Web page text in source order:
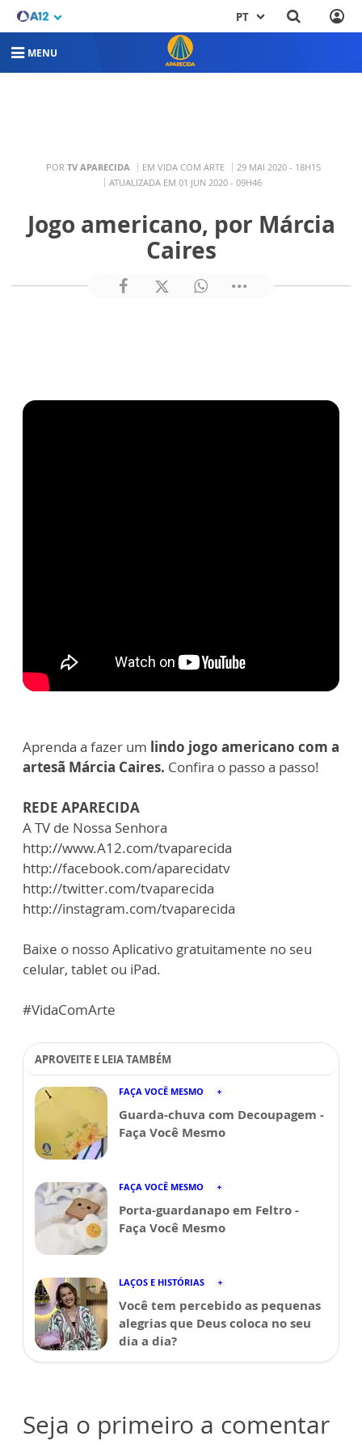
PT
MENU
POR TV APARECIDA EM VIDA COM ARTE
29 MAI 2020 - 18H15
ATUALIZADA EM 01 JUN 2020 - 09H46
Jogo americano, por Márcia
Caires
Aprenda a fazer um lindo jogo americano com a
artesã Márcia Caires. Confira o passo a passo!
REDE APARECIDA
A TV de Nossa Senhora
http://www.A12.com/tvaparecida
http://facebook.com/aparecidatv
http://twitter.com/tvaparecida
http://instagram.com/tvaparecida
Baixe o nosso Aplicativo gratuitamente no seu
celular, tablet ou iPad.
#VidaComArte
APROVEITE E LEIA TAMBÉM
FAÇA VOCÊ MESMO
Guarda-chuva com Decoupagem -
Faça Você Mesmo
FAÇA VOCÊ MESMO
Porta-guardanapo em Feltro -
Faça Você Mesmo
LAÇOS E HISTÓRIAS
Você tem percebido as pequenas
alegrias que Deus coloca no seu
dia a dia?
Seja o primeiro a comentar